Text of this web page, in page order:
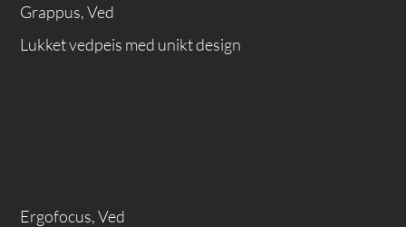
Grappus, Ved
Lukket vedpeis med unikt design
Ergofocus, Ved